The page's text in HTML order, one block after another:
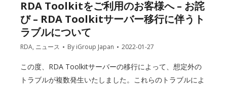
RDA Toolkitをご利用のお客様へ – お詫
び – RDA Toolkitサーバー移行に伴うト
ラブルについて
RDA, ニュース By iGroup Japan 2022-01-27
この度、RDA Toolkitサーバーの移行によって、想定外の
トラブルが複数発生いたしました。これらのトラブルによ